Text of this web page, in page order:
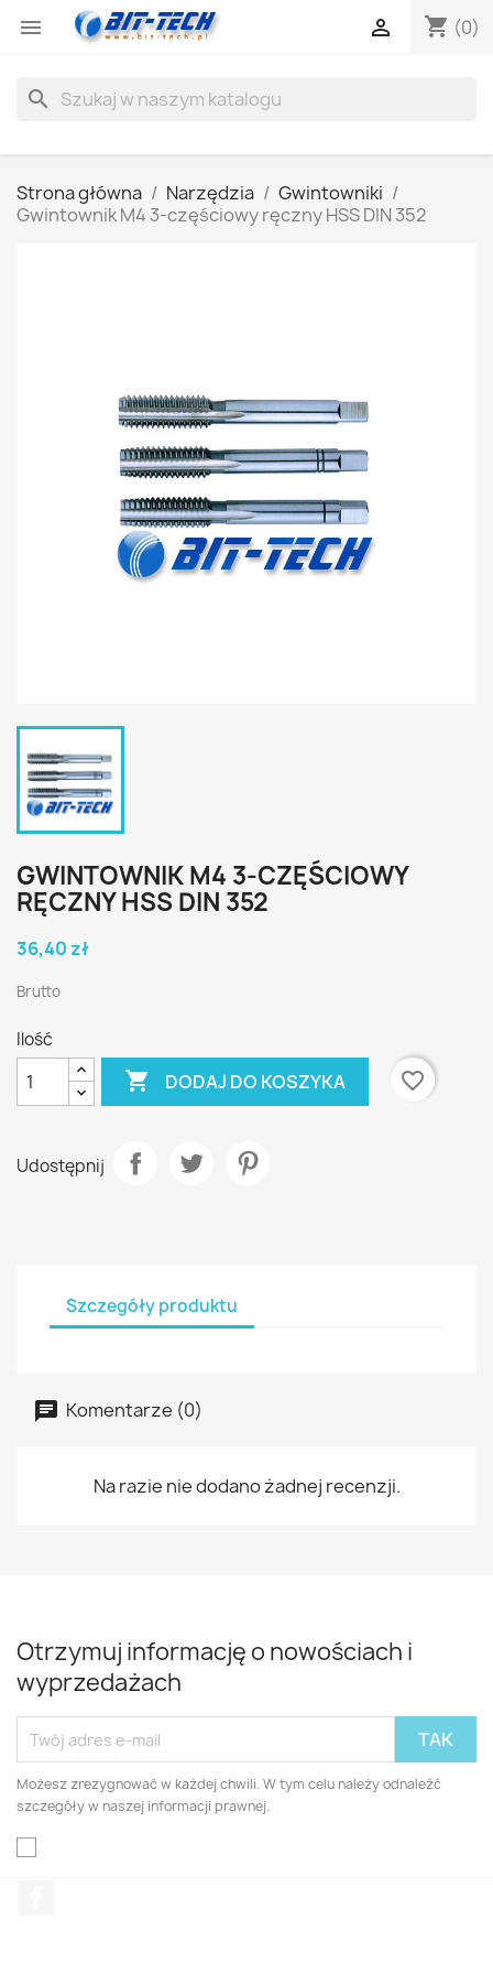
 shopping_cart (0)

search
Strona główna Narzędzia
Gwintowniki
Gwintownik M4 3-częściowy ręczny HSS DIN 352
GWINTOWNIK M4 3-CZĘŚCIOWY
RĘCZNY HSS DIN 352
36,40 zł
Brutto
Ilość
 DODAJ DO KOSZYKA favorite_border
Udostępnij
Szczegóły produktu
Komentarze (0)
Na razie nie dodano żadnej recenzji.
Otrzymuj informację o nowościach i
wyprzedażach
Możesz zrezygnować w każdej chwili. W tym celu należy odnaleźć
szczegóły w naszej informacji prawnej.